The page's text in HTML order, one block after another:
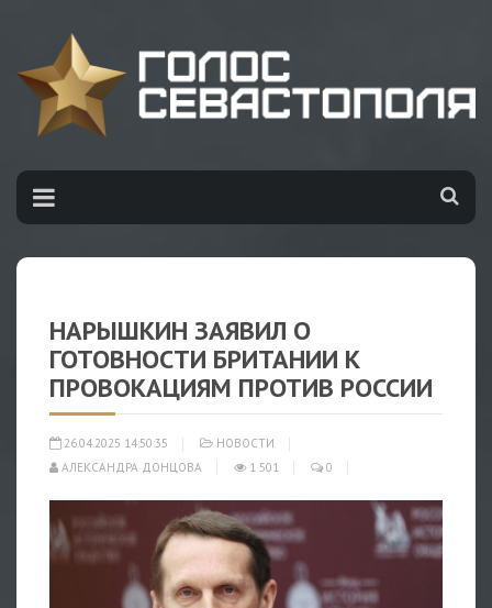
НАРЫШКИН ЗАЯВИЛ О
ГОТОВНОСТИ БРИТАНИИ К
ПРОВОКАЦИЯМ ПРОТИВ РОССИИ
26.04.2025 14:50:35
НОВОСТИ
АЛЕКСАНДРА ДОНЦОВА
1 501 0